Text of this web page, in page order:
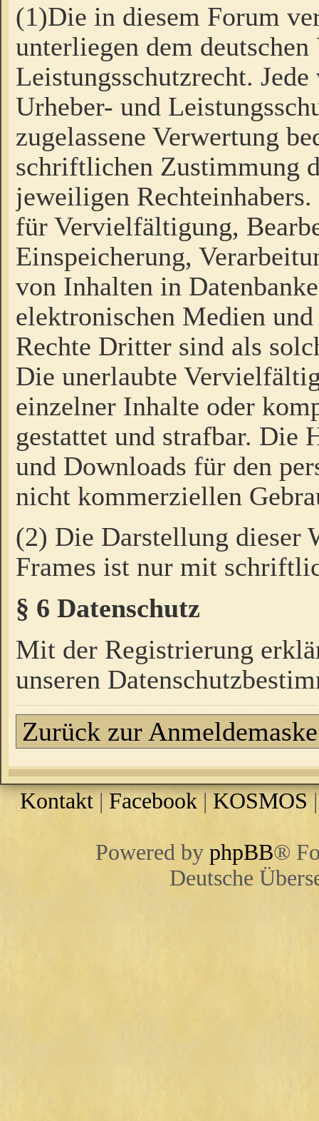
(1)Die in diesem Forum
unterliegen dem
Leistungsschutzrecht.
Urheber- und
zugelassene Verwertung
schriftlichen Zustimmung
jeweiligen
für Vervielfältigung,
Einspeicherung,
von Inhalten in
elektronischen Medien
Rechte Dritter sind als
Die unerlaubte
einzelner Inhalte oder
gestattet und strafbar. Die
und Downloads für den
nicht kommerziellen
(2) Die Darstellung dieser
Frames ist nur mit
§ 6 Datenschutz
Mit der Registrierung
unseren
Zurück zur Anmeldemaske
Kontakt|Facebook|KOSMOS
Powered by phpBB®
Deutsche